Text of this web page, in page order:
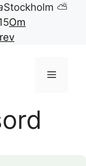
Stockholm ⛅
Om
Meny